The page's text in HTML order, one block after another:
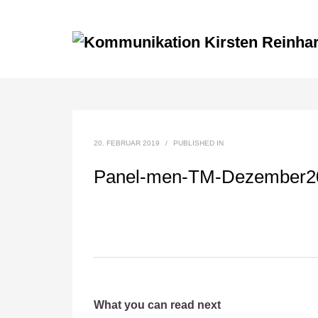
20. FEBRUAR 2019 / PUBLISHED IN
Panel-men-TM-
What you can read next